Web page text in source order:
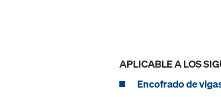
APLICABLE A LOS
Encofrado de